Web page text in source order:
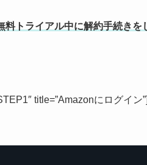
料トライアル中に解約手続きを
title=”Amazonにログイン